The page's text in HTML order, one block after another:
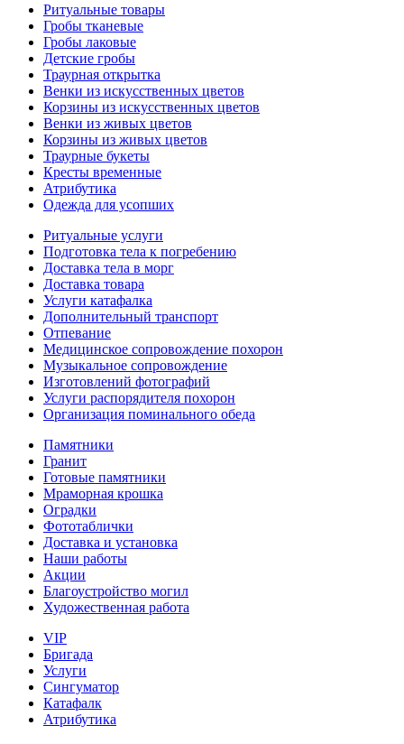
Ритуальные товары
Гробы тканевые
Гробы лаковые
Детские гробы
Траурная открытка
Венки из искусственных цветов
Корзины из искусственных цветов
Венки из живых цветов
Корзины из живых цветов
Траурные букеты
Кресты временные
Атрибутика
Одежда для усопших
Ритуальные услуги
Подготовка тела к погребению
Доставка тела в морг
Доставка товара
Услуги катафалка
Дополнительный транспорт
Отпевание
Медицинское сопровождение похорон
Музыкальное сопровождение
Изготовлений фотографий
Услуги распорядителя похорон
Организация поминального обеда
Памятники
Гранит
Готовые памятники
Мраморная крошка
Оградки
Фототаблички
Доставка и установка
Наши работы
Акции
Благоустройство могил
Художественная работа
VIP
Бригада
Услуги
Сингуматор
Катафалк
Атрибутика